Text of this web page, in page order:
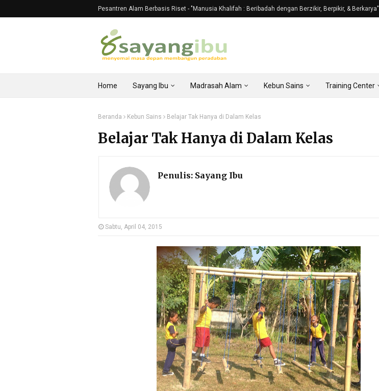
Pesantren Alam Berbasis Riset - "Manusia Khalifah : Beribadah dengan Berzikir, Berpikir, & Berkarya"
Home Sayang Ibu Madrasah Alam Kebun Sains Training Center
Beranda Kebun Sains Belajar Tak Hanya di Dalam Kelas
Belajar Tak Hanya di Dalam Kelas
Penulis: Sayang Ibu
Sabtu, April 04, 2015